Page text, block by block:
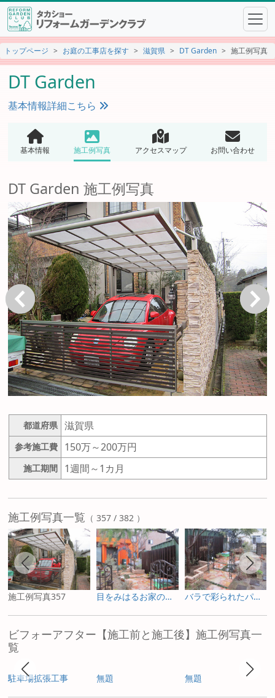
トップページ お庭の工事店を探す 滋賀県 DT Garden 施工例写真
DT Garden
基本情報詳細こちら
基本情報 施工例写真 アクセスマップ お問い合わせ
DT Garden 施工例写真
戻る 次へ
都道府県 滋賀県
参考施工費 150万～200万円
施工期間 1週間～1カ月
施工例写真一覧 （ 357 / 382 ）
施工例写真357 目をみはるお家の完成！ バラで彩られたパーゴラでお出迎え
ビフォーアフター【施工前と施工後】施工例写真一
覧
駐車場拡張工事 無題 無題